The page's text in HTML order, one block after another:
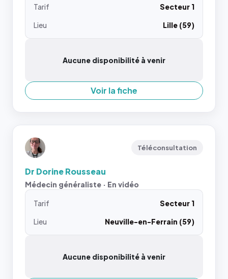
Tarif
Secteur 1
Lieu
Lille (59)
Aucune disponibilité à venir
Voir la fiche
Téléconsultation
Dr Dorine Rousseau
Médecin généraliste · En vidéo
Tarif
Secteur 1
Lieu
Neuville-en-Ferrain (59)
Aucune disponibilité à venir